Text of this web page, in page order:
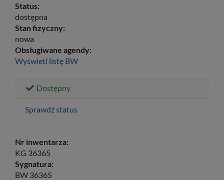
Status:
dostępna
Stan fizyczny:
nowa
Obsługiwane agendy:
Wyświetl listę BW
Dostępny
Sprawdź status
Nr inwentarza:
KG 36365
Sygnatura:
BW 36365